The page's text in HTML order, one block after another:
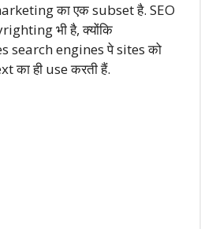
का एक subset है. SEO
भी है, क्योंकि
engines पे sites को
का ही use करती हैं.